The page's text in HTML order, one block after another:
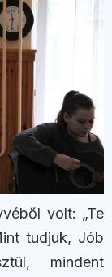
volt: „Te
tudjuk, Jób
mindent